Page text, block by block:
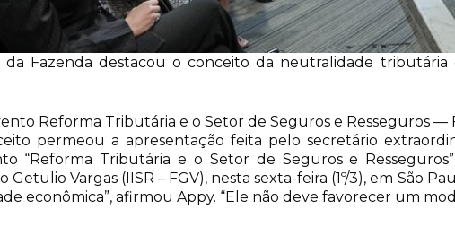
da Fazenda destacou o conceito da neutralidade
Reforma Tributária e o Setor de Seguros e Resseguros —
permeou a apresentação feita pelo secretário
“Reforma Tributária e o Setor de Seguros e
Getulio Vargas (IISR – FGV), nesta sexta-feira (1º/3), em São
econômica”, afirmou Appy. “Ele não deve favorecer um